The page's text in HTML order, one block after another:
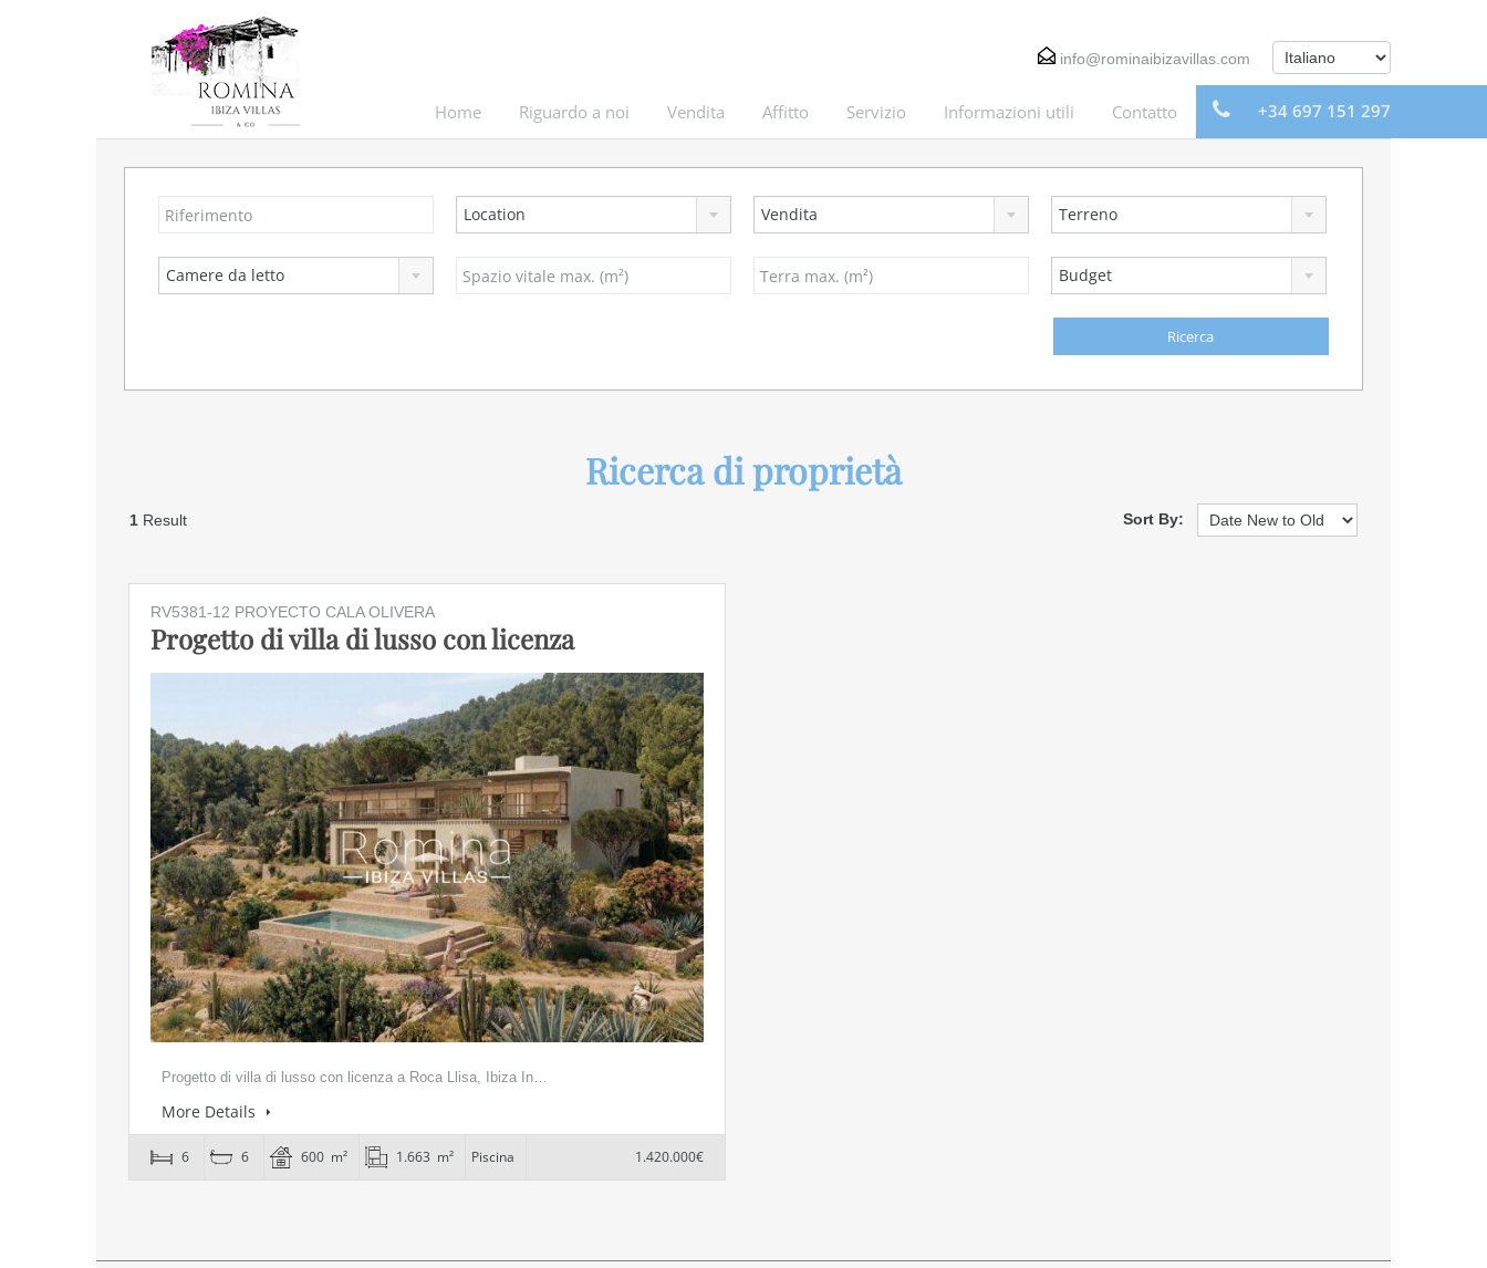
info@rominaibizavillas.com
+34 697 151 297
Home Riguardo a noi Vendita Affitto Servizio Informazioni utili Contatto
Location Vendita Terreno
Camere da letto Budget
Ricerca di proprietà
1 Result Sort By:
RV5381-12 PROYECTO CALA OLIVERA
Progetto di villa di lusso con licenza
Progetto di villa di lusso con licenza a Roca Llisa, Ibiza In…
More Details
6 6 600 m² 1.663 m² Piscina 1.420.000€